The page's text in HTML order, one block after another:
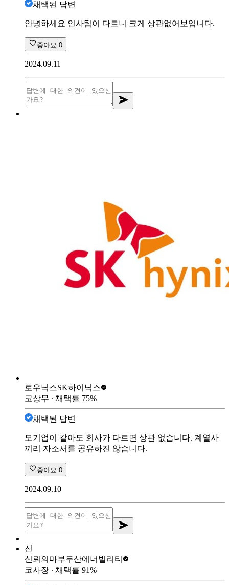
채택된 답변
안녕하세요 인사팀이 다르니 크게 상관없어보입니다.
좋아요 0
2024.09.11
로우닉스SK하이닉스
코상무 ∙ 채택률 75%
채택된 답변
모기업이 같아도 회사가 다르면 상관 없습니다. 계열사
끼리 자소서를 공유하진 않습니다.
좋아요 0
2024.09.10
신
신뢰의마부두산에너빌리티
코사장 ∙ 채택률 91%